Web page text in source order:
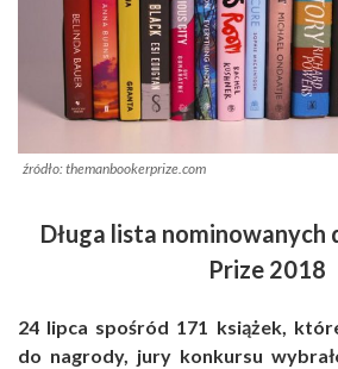
źródło: themanbookerprize.com
Długa lista nominowanych
Prize 2018
24 lipca spośród 171 książek,
do nagrody, jury konkursu